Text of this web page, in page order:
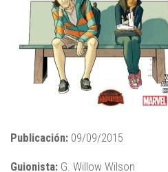
Publicación: 09/09/2015
Guionista: G. Willow Wilson